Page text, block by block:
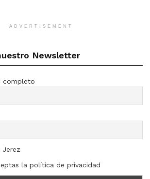
ADVERTISEMENT
Newsletter
completo
Jerez
la política de privacidad